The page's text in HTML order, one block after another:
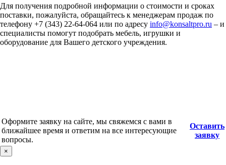
Для получения подробной информации о стоимости и сроках
поставки, пожалуйста, обращайтесь к менеджерам продаж по
телефону +7 (343) 22-64-064 или по адресу info@konsaltpro.ru – и
специалисты помогут подобрать мебель, игрушки и
оборудование для Вашего детского учреждения.
Оформите заявку на сайте, мы свяжемся с вами в
ближайшее время и ответим на все интересующие
вопросы.
Оставить
заявку
×